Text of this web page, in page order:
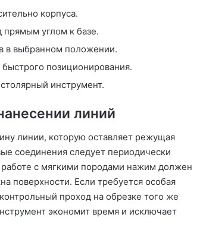
корпуса.
прямым углом к базе.
в выбранном положении.
позиционирования.
инструмент.
линий
линии, которую оставляет режущая
соединения следует периодически
с мягкими породами нажим должен
поверхности. Если требуется особая
проход на обрезке того же
экономит время и исключает